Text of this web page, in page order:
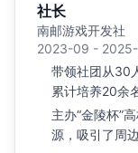
社长
南邮游戏开发社
2023-09 -
带领社团从30
累计培养20余
主办“金陵杯”
源，吸引了周